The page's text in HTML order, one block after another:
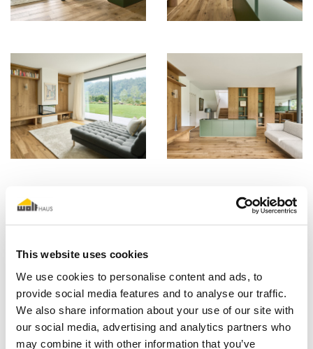
This website uses cookies
We use cookies to personalise content and ads, to
provide social media features and to analyse our traffic.
We also share information about your use of our site with
our social media, advertising and analytics partners who
may combine it with other information that you’ve